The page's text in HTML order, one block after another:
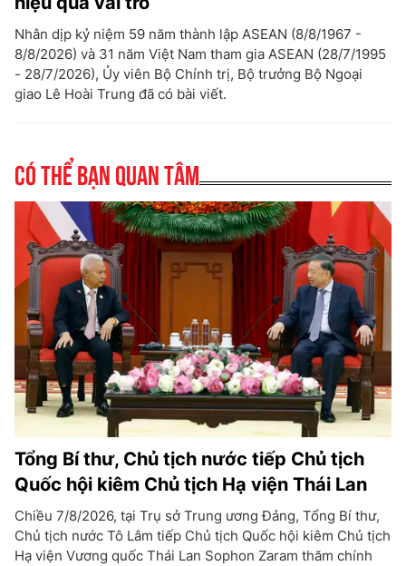
Nhân dịp kỷ niệm 59 năm thành lập ASEAN (8/8/1967 -
8/8/2026) và 31 năm Việt Nam tham gia ASEAN (28/7/1995
- 28/7/2026), Ủy viên Bộ Chính trị, Bộ trưởng Bộ Ngoại
giao Lê Hoài Trung đã có bài viết.
Có thể bạn quan tâm
Tổng Bí thư, Chủ tịch nước tiếp Chủ tịch
Quốc hội kiêm Chủ tịch Hạ viện Thái Lan
Chiều 7/8/2026, tại Trụ sở Trung ương Đảng, Tổng Bí thư,
Chủ tịch nước Tô Lâm tiếp Chủ tịch Quốc hội kiêm Chủ tịch
Hạ viện Vương quốc Thái Lan Sophon Zaram thăm chính